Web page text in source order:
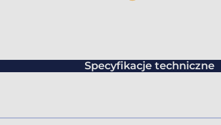
Specyfikacje techniczne